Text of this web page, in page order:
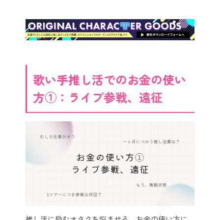
歌い手推し活でのお金の使い
方①：ライブ参戦、遠征